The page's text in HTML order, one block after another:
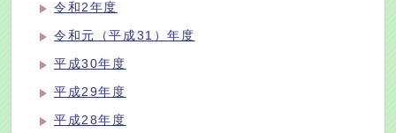
令和2年度
令和元（平成31）年度
平成30年度
平成29年度
平成28年度